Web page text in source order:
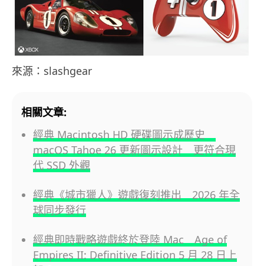
來源：slashgear
相關文章:
經典 Macintosh HD 硬碟圖示成歷史
macOS Tahoe 26 更新圖示設計 更符合現
代 SSD 外觀
經典《城市獵人》遊戲復刻推出 2026 年全
球同步發行
經典即時戰略遊戲終於登陸 Mac Age of
Empires II: Definitive Edition 5 月 28 日上